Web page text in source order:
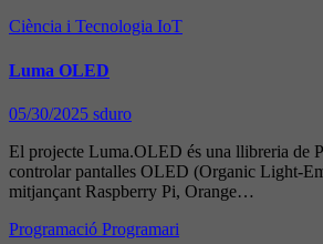
Ciència i Tecnologia IoT
Luma OLED
05/30/2025 sduro
El projecte Luma.OLED és una llibreria de
controlar pantalles OLED (Organic Light-
mitjançant Raspberry Pi, Orange…
Programació Programari